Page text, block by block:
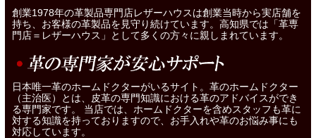
創業1978年の革製品専門店レザーハウスは創業当時から実店舗を
持ち、お客様の革製品を見守り続けています。高知県では「革専
門店＝レザーハウス」として多くの方々に親しまれています。
日本唯一革のホームドクターがいるサイト。革のホームドクター
（主治医）とは、皮革の専門知識における革のアドバイスができ
る専門家です。 当店では、ホームドクターを含めスタッフも革に
対する知識を持っておりますので、お手入れや革のお悩み事にも
対応しています。